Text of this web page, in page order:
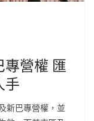
營權 匯
手
新巴專營權，並